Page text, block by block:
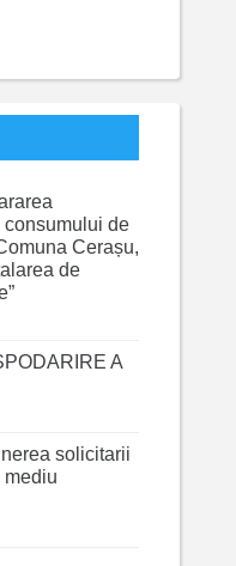
consumului de
Cerașu,
de
A
solicitarii
mediu